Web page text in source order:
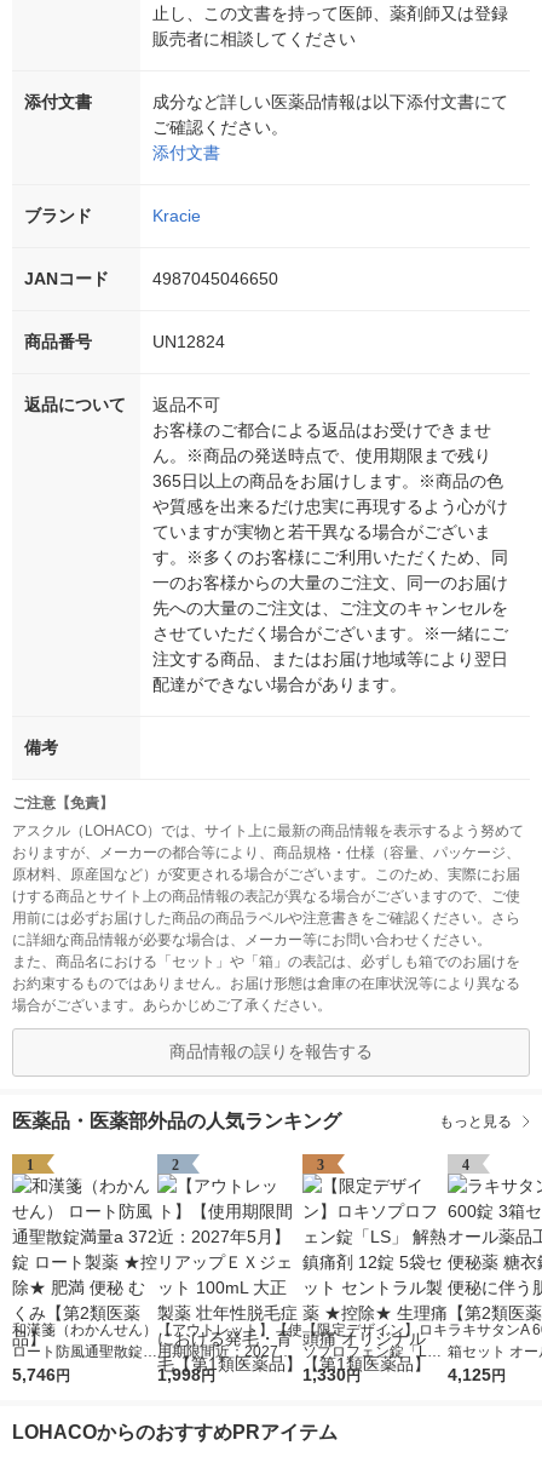
止し、この文書を持って医師、薬剤師又は登録
販売者に相談してください
添付文書
成分など詳しい医薬品情報は以下添付文書にて
ご確認ください。
添付文書
ブランド Kracie
JANコード 4987045046650
商品番号 UN12824
返品について
返品不可
お客様のご都合による返品はお受けできませ
ん。※商品の発送時点で、使用期限まで残り
365日以上の商品をお届けします。※商品の色
や質感を出来るだけ忠実に再現するよう心がけ
ていますが実物と若干異なる場合がございま
す。※多くのお客様にご利用いただくため、同
一のお客様からの大量のご注文、同一のお届け
先への大量のご注文は、ご注文のキャンセルを
させていただく場合がございます。※一緒にご
注文する商品、またはお届け地域等により翌日
配達ができない場合があります。
備考
ご注意【免責】
アスクル（LOHACO）では、サイト上に最新の商品情報を表示するよう努めて
おりますが、メーカーの都合等により、商品規格・仕様（容量、パッケージ、
原材料、原産国など）が変更される場合がございます。このため、実際にお届
けする商品とサイト上の商品情報の表記が異なる場合がございますので、ご使
用前には必ずお届けした商品の商品ラベルや注意書きをご確認ください。さら
に詳細な商品情報が必要な場合は、メーカー等にお問い合わせください。
また、商品名における「セット」や「箱」の表記は、必ずしも箱でのお届けを
お約束するものではありません。お届け形態は倉庫の在庫状況等により異なる
場合がございます。あらかじめご了承ください。
商品情報の誤りを報告する
医薬品・医薬部外品の人気ランキング もっと見る
1
和漢箋（わかんせん）
ロート防風通聖散錠満
量a 372錠 ロート製薬
5,746円
2
【アウトレット】【使
用期限間近：2027年5
月】リアップＥＸジェ
発毛・育毛【第1類医
1,998円
3
【限定デザイン】ロキ
ソプロフェン錠「L
S」 解熱鎮痛剤 12錠
頭痛 オリジナル【第1
1,330円
4
ラキサタンA
箱セット オー
工業 便秘薬
4,125円
LOHACOからのおすすめPRアイテム